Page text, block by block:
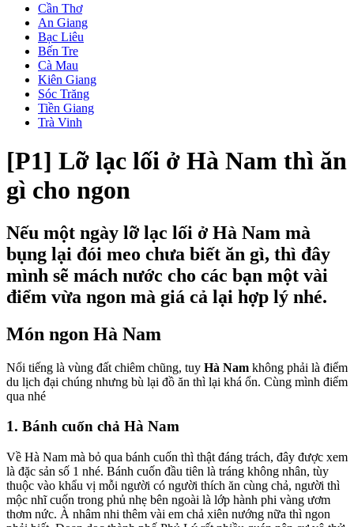
Cần Thơ
An Giang
Bạc Liêu
Bến Tre
Cà Mau
Kiên Giang
Sóc Trăng
Tiền Giang
Trà Vinh
[P1] Lỡ lạc lối ở Hà Nam thì ăn
gì cho ngon
Nếu một ngày lỡ lạc lối ở Hà Nam mà
bụng lại đói meo chưa biết ăn gì, thì đây
mình sẽ mách nước cho các bạn một vài
điểm vừa ngon mà giá cả lại hợp lý nhé.
Món ngon Hà Nam
Nổi tiếng là vùng đất chiêm chũng, tuy Hà Nam không phải là điểm
du lịch đại chúng nhưng bù lại đồ ăn thì lại khá ổn. Cùng mình điểm
qua nhé
1. Bánh cuốn chả Hà Nam
Về Hà Nam mà bỏ qua bánh cuốn thì thật đáng trách, đây được xem
là đặc sản số 1 nhé. Bánh cuốn đầu tiên là tráng không nhân, tùy
thuộc vào khẩu vị mỗi người có người thích ăn cùng chả, người thì
mộc nhĩ cuốn trong phủ nhẹ bên ngoài là lớp hành phi vàng ươm
thơm nức. À nhâm nhi thêm vài em chả xiên nướng nữa thì ngon